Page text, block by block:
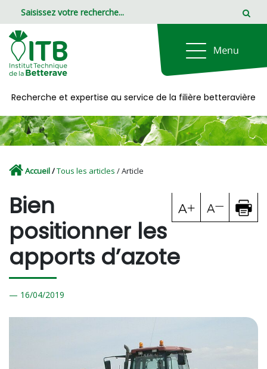
Recherche et expertise au service de la filière betteravière
Accueil/Tous les articles / Article
Bien
positionner les
apports d’azote
16/04/2019
Panneau de gestion des cookies